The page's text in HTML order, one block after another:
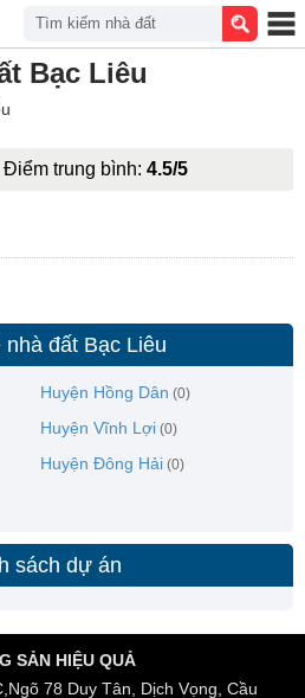
Bạc Liêu
Điểm trung bình: 4.5/5
nhà đất Bạc Liêu
Huyện Hồng Dân (0)
Huyện Vĩnh Lợi (0)
Huyện Đông Hải (0)
sách dự án
Tìm kiếm nhà đất
SẢN HIỆU QUẢ
78 Duy Tân, Dịch Vọng, Cầu